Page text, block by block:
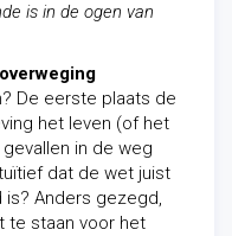
is in de ogen van
De eerste plaats de
het leven (of het
in de weg
dat de wet juist
Anders gezegd,
te staan voor het